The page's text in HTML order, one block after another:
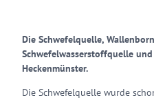
Die Schwefelquelle,
Schwefelwasserstoffquelle
Heckenmünster.
Die Schwefelquelle wurde